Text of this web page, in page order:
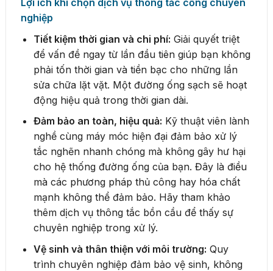
nghiệp
Tiết kiệm thời gian và chi phí: Giải quyết triệt
để vấn đề ngay từ lần đầu tiên giúp bạn không
phải tốn thời gian và tiền bạc cho những lần
sửa chữa lặt vặt. Một đường ống sạch sẽ hoạt
động hiệu quả trong thời gian dài.
Đảm bảo an toàn, hiệu quả: Kỹ thuật viên lành
nghề cùng máy móc hiện đại đảm bảo xử lý
tắc nghẽn nhanh chóng mà không gây hư hại
cho hệ thống đường ống của bạn. Đây là điều
mà các phương pháp thủ công hay hóa chất
mạnh không thể đảm bảo. Hãy tham khảo
thêm dịch vụ thông tắc bồn cầu để thấy sự
chuyên nghiệp trong xử lý.
Vệ sinh và thân thiện với môi trường: Quy
trình chuyên nghiệp đảm bảo vệ sinh, không